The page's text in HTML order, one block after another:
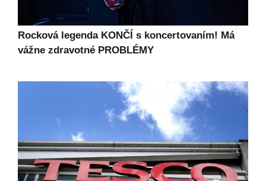
Rocková legenda KONČÍ s koncertovaním! Má
vážne zdravotné PROBLÉMY